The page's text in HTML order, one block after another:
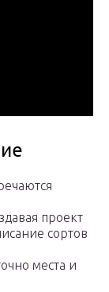
проект
сортов
места и